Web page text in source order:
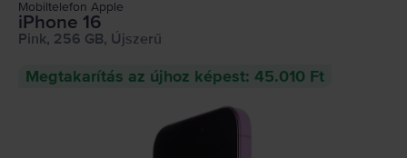
Mobiltelefon Apple
iPhone 16
Pink, 256 GB, Újszerű
Megtakarítás az újhoz képest: 45.010 Ft